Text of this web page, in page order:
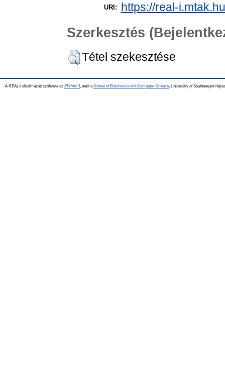
URI: https://real-
Szerkesztés
Tétel szekesztése
A REAL-I alkalmazott szoftvere az EPrints 3, amit a School of Electronics and Computer Science , University of Southampton